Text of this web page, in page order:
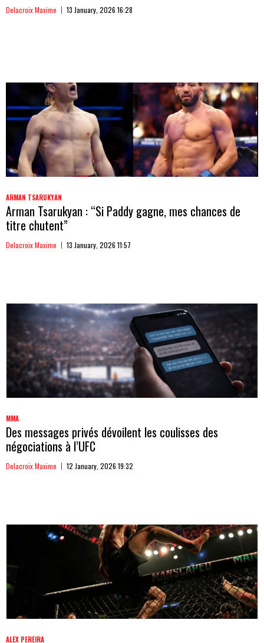
Delacroix Maxime 13 January, 2026 16:28
ARMAN TSARUKYAN
Arman Tsarukyan : “Si Paddy gagne, mes chances de
titre chutent”
Delacroix Maxime 13 January, 2026 11:57
MMA
Des messages privés dévoilent les coulisses des
négociations à l’UFC
Delacroix Maxime 12 January, 2026 19:32
ALEX PEREIRA